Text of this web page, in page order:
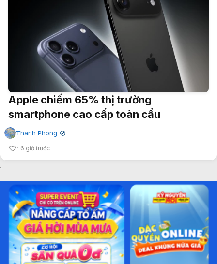
Apple chiếm 65% thị trường
smartphone cao cấp toàn cầu
Thanh Phong ✔
6 giờ trước